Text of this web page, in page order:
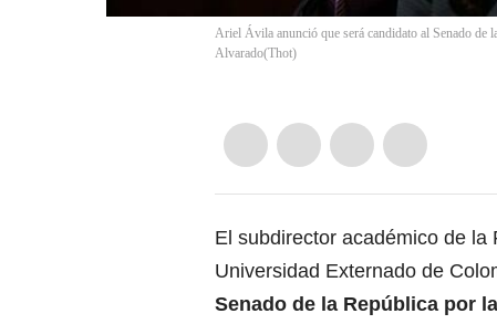
Ariel Ávila anunció que será candidato al Senado
Alvarado(Thot)
El subdirector académico de
Universidad Externado de
Senado de la República por